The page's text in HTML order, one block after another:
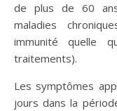
de plus de 60
maladies
immunité quelle
traitements).
Les symptômes
jours dans la